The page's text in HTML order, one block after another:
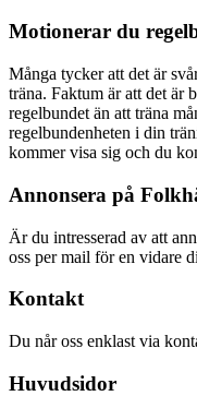
Motionerar du
Många tycker att det är
träna. Faktum är att det är
regelbundet än att träna
regelbundenheten i din
kommer visa sig och du
Annonsera på
Är du intresserad av att
oss per mail för en vidare
Kontakt
Du når oss enklast via
Huvudsidor